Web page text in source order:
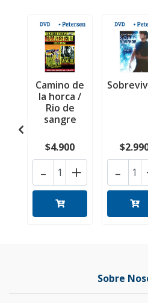
Camino de
la horca /
Rio de
sangre
$4.900
+
- -
Sobre